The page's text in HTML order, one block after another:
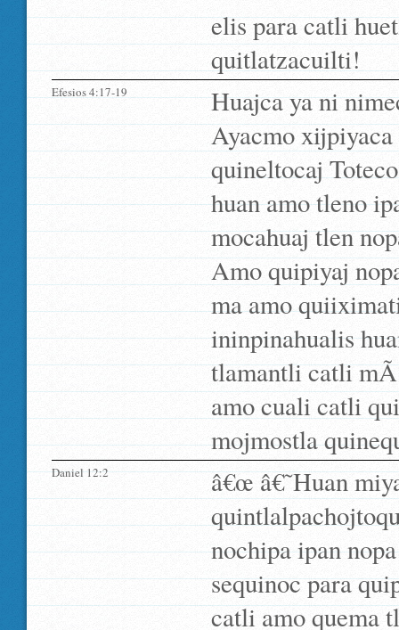
elis para catli
quitlatzacuilti!
Efesios 4:17-19
Huajca ya ni
Ayacmo
quineltocaj
huan amo tleno
mocahuaj tlen
Amo quipiyaj
ma amo
ininpinahualis
tlamantli catli
amo cuali catli
mojmostla
Daniel 12:2
â€œ â€˜Huan
nochipa ipan
sequinoc para
catli amo quema